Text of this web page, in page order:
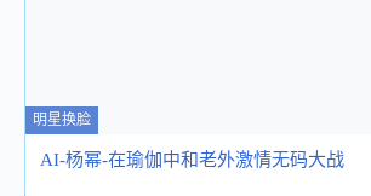
明星换脸
AI-杨幂-在瑜伽中和老外激情无码大战